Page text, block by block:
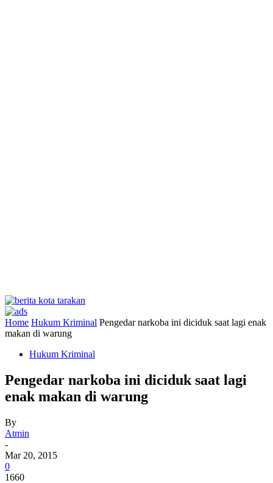
Home Hukum Kriminal Pengedar narkoba ini diciduk saat lagi enak
makan di warung
Hukum Kriminal
Pengedar narkoba ini diciduk saat lagi
enak makan di warung
By
Atmin
-
Mar 20, 2015
0
1660